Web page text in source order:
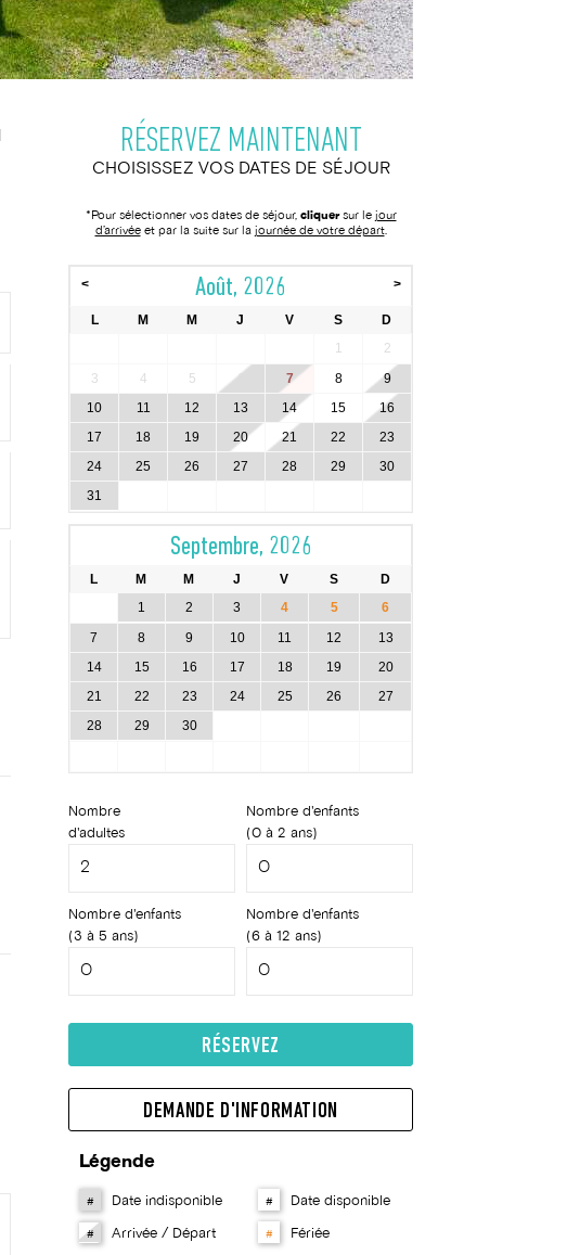
RÉSERVEZ MAINTENANT
CHOISISSEZ VOS DATES DE SÉJOUR
*Pour sélectionner vos dates de séjour, cliquersur le jour
d’arrivéeet par la suite sur la journée de votre départ.
< Août, 2026
L M M J V S
D
1
2
3
4 5 6 7 8
9
10
11 12 13 14 15
16
17
18 19 20 21 22
23
24
25 26 27 28 29
30
31
Septembre, 2026
>
L M M J V S
D
1
2 3 4 5
6
7
8 9 10 11 12
13
14
15 16 17 18 19
20
21
22 23 24 25 26
27
28
29 30
Nombre
d'adultes
Nombre d'enfants
(0 à 2 ans)
Nombre d'enfants
(3 à 5 ans)
Nombre d'enfants
(6 à 12 ans)
RÉSERVEZ
DEMANDE D'INFORMATION
Légende
# Date indisponible # Date disponible
# Arrivée / Départ # Fériée